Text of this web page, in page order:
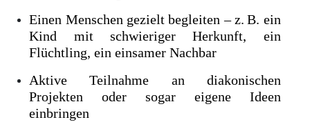
Einen Menschen gezielt begleiten – z. B. ein
Kind mit schwieriger Herkunft, ein
Flüchtling, ein einsamer Nachbar
Aktive Teilnahme an diakonischen
Projekten oder sogar eigene Ideen
einbringen